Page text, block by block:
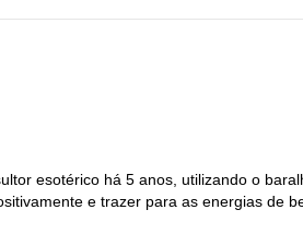
esotérico há 5 anos, utilizando o
e trazer para as energias de